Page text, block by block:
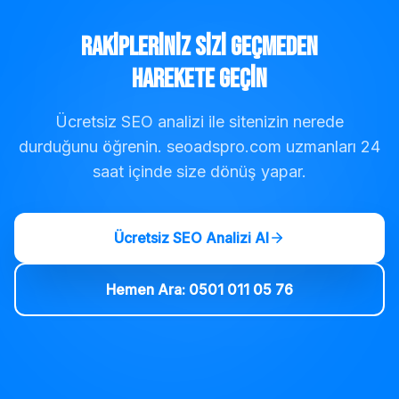
Rakipleriniz Sizi Geçmeden
Harekete Geçin
Ücretsiz SEO analizi ile sitenizin nerede
durduğunu öğrenin. seoadspro.com uzmanları 24
saat içinde size dönüş yapar.
Ücretsiz SEO Analizi Al
Hemen Ara: 0501 011 05 76